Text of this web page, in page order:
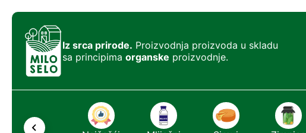
Iz srca prirode. Proizvodnja proizvoda u skladu
sa principima organske proizvodnje.